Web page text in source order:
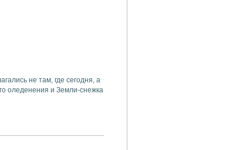
не там, где сегодня, а
оледенения и Земли-снежка